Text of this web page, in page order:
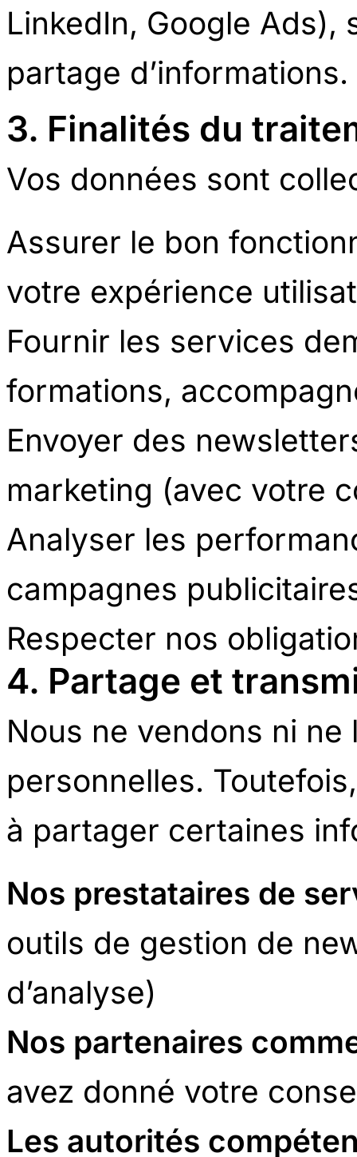
LinkedIn, Google Ads),
partage d’informations.
3. Finalités du
Vos données sont
Assurer le bon
votre expérience
Fournir les services
formations,
Envoyer des
marketing (avec votre
Analyser les
campagnes
Respecter nos
4. Partage et
Nous ne vendons ni
personnelles.
à partager certaines
Nos prestataires de
outils de gestion de
d’analyse)
Nos partenaires
avez donné votre
Les autorités